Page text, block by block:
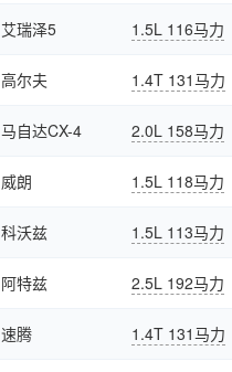
艾瑞泽5 1.5L 116马力
高尔夫 1.4T 131马力
马自达CX-4 2.0L 158马力
威朗 1.5L 118马力
科沃兹 1.5L 113马力
阿特兹 2.5L 192马力
速腾 1.4T 131马力